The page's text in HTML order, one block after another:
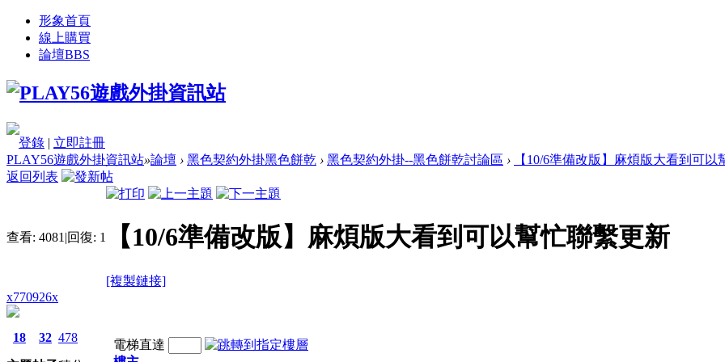
形象首頁
線上購買
論壇BBS
登錄 | 立即註冊
PLAY56遊戲外掛資訊站»論壇 › 黑色契約外掛黑色餅乾 › 黑色契約外掛--黑色餅乾討論區 ›
【10/6準備改版】麻煩版大看到可以
返回列表
查看: 4081 |回復: 1 【10/6準備改版】麻煩版大看到可以幫忙聯繫更新
[複製鏈接]
x770926x
18 32 478
電梯直達